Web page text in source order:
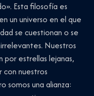
Esta filosofía es
un universo en el que
se cuestionan o se
Nuestros
por estrellas lejanas,
nuestros
somos una alianza: